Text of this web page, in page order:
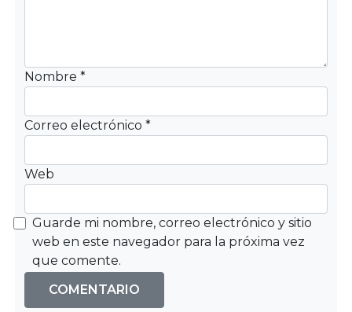
Nombre *
Correo electrónico *
Web
Guarde mi nombre, correo electrónico y sitio
web en este navegador para la próxima vez
que comente.